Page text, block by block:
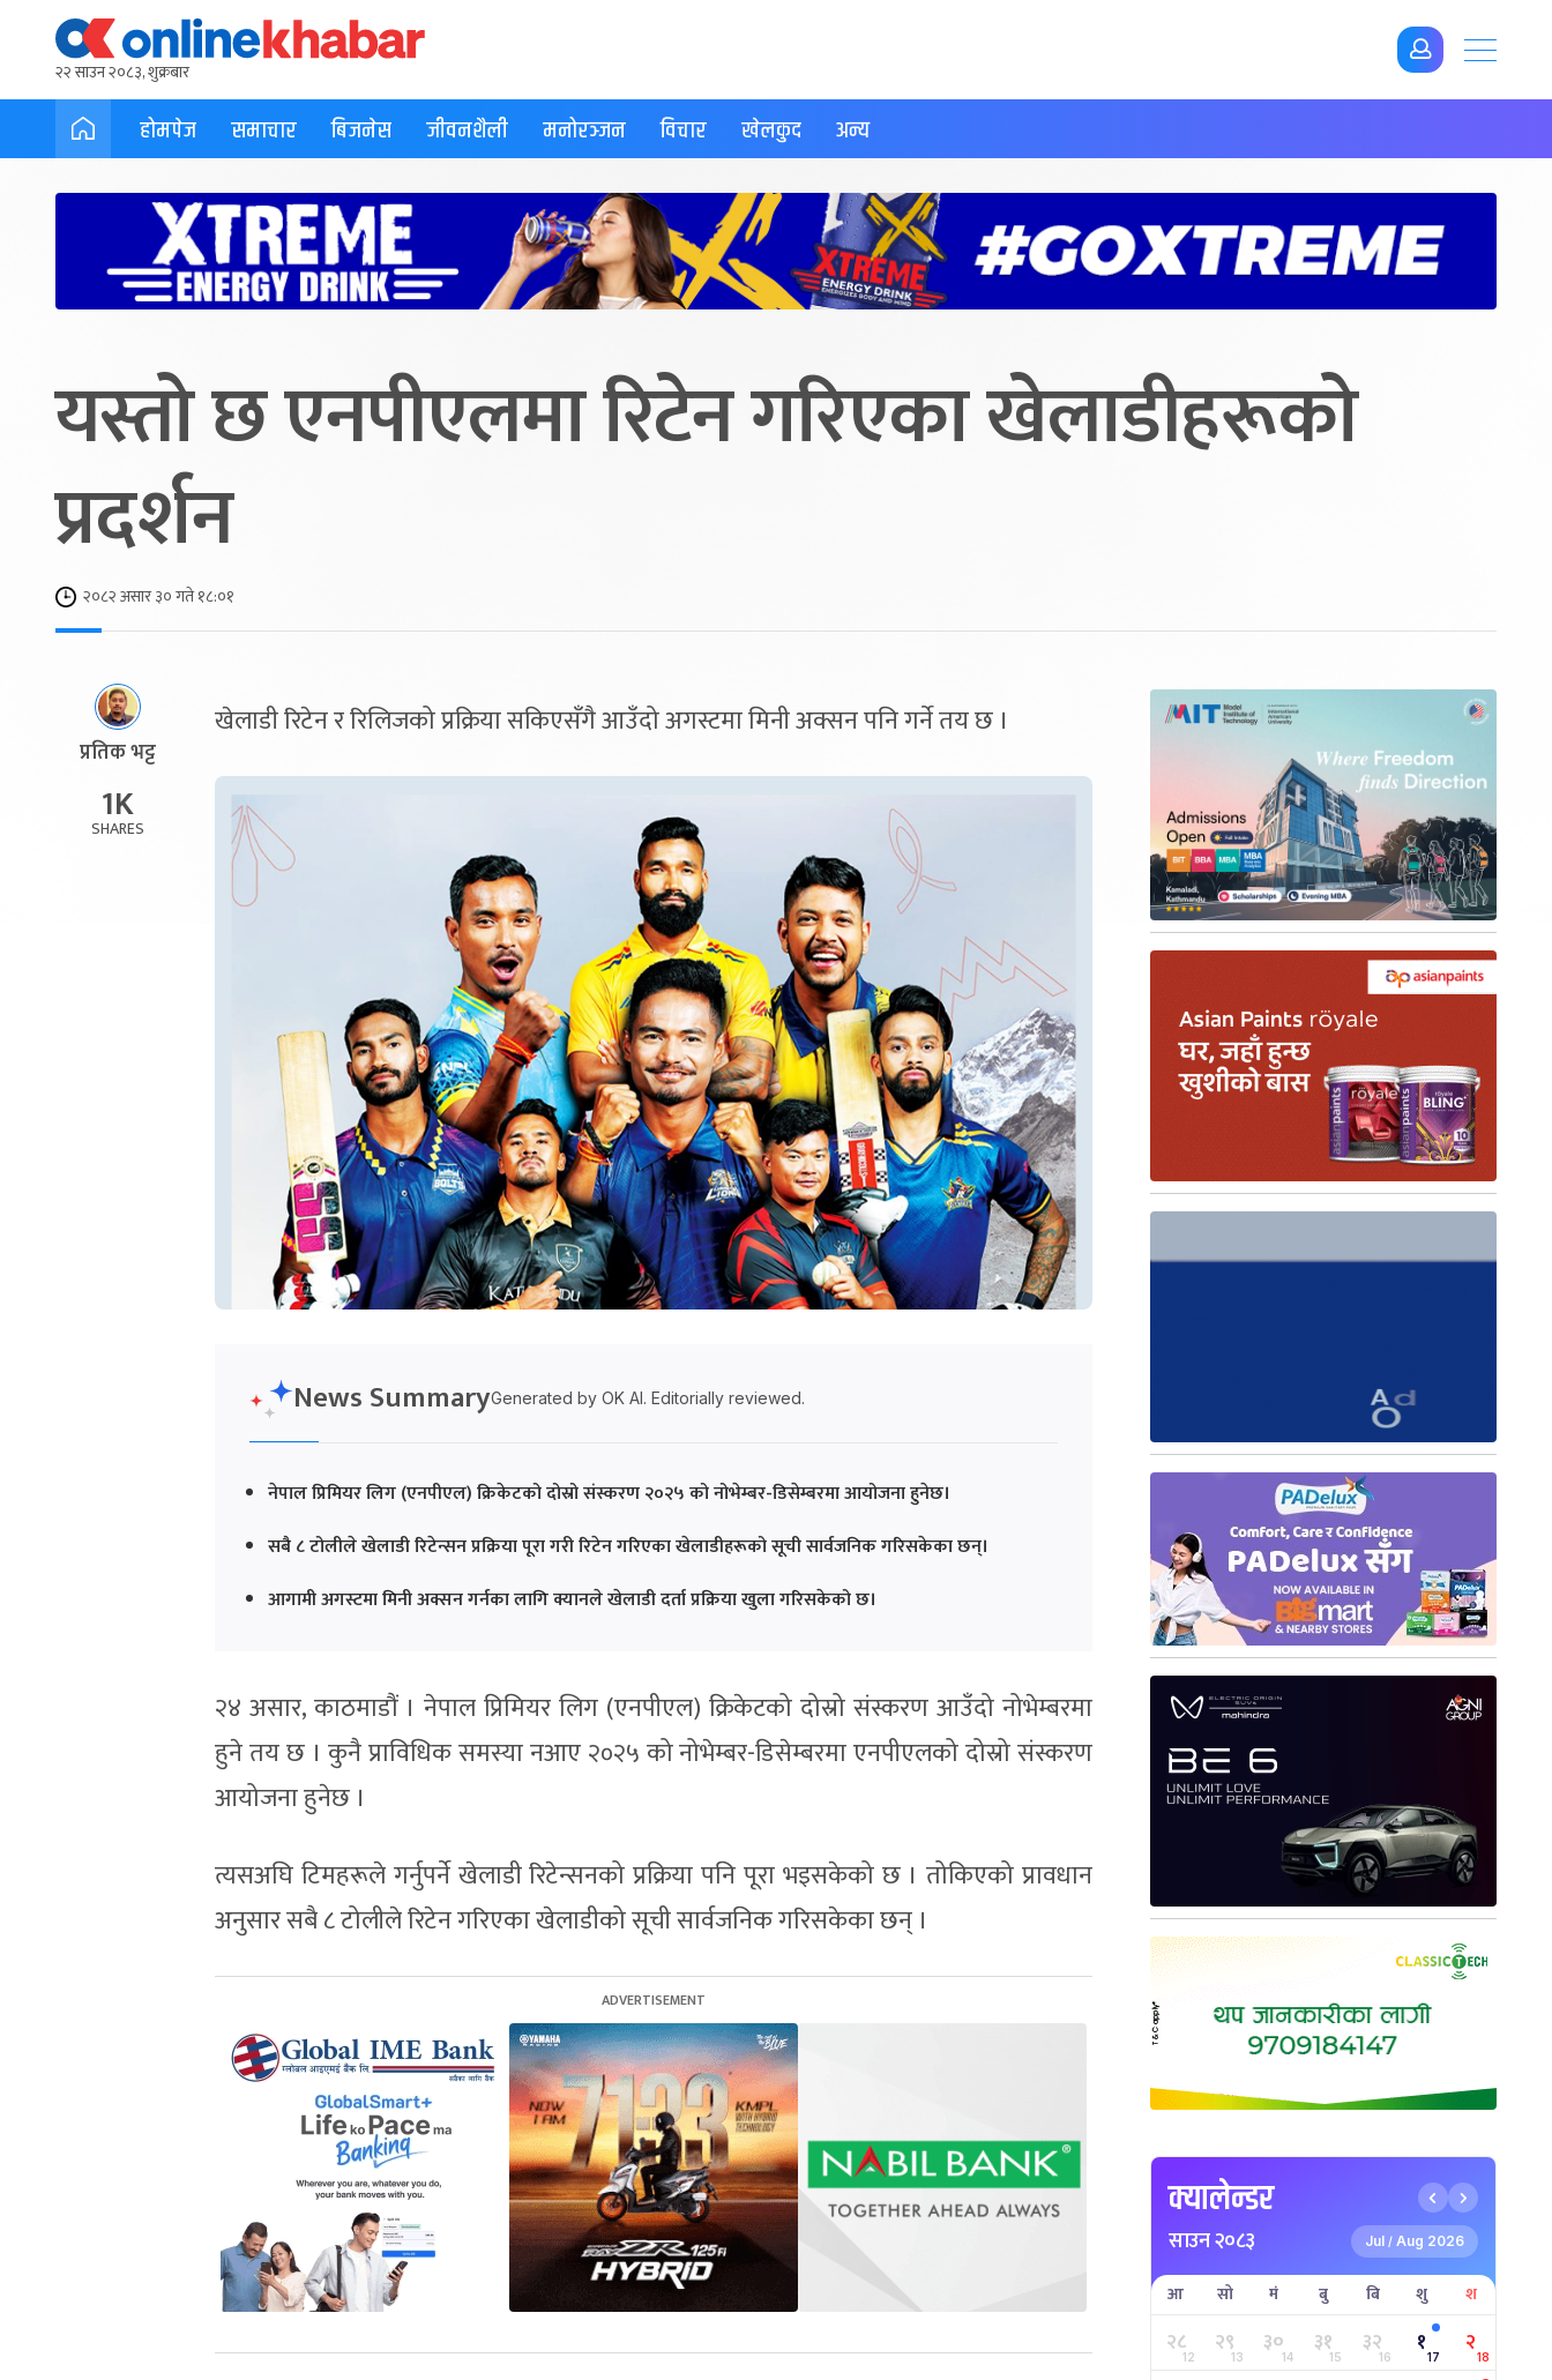
२२ साउन २०८३, शुक्रबार
होमपेज समाचार बिजनेस जीवनशैली मनोरञ्जन विचार खेलकुद अन्य
यस्तो छ एनपीएलमा रिटेन गरिएका खेलाडीहरूको
प्रदर्शन
२०८२ असार ३० गते १८:०१
प्रतिक भट्ट
1K
SHARES
खेलाडी रिटेन र रिलिजको प्रक्रिया सकिएसँगै आउँदो अगस्टमा मिनी अक्सन पनि गर्ने तय छ ।
News SummaryGenerated by OK AI. Editorially reviewed.
नेपाल प्रिमियर लिग (एनपीएल) क्रिकेटको दोस्रो संस्करण २०२५ को नोभेम्बर-डिसेम्बरमा आयोजना हुनेछ।
सबै ८ टोलीले खेलाडी रिटेन्सन प्रक्रिया पूरा गरी रिटेन गरिएका खेलाडीहरूको सूची सार्वजनिक गरिसकेका छन्।
आगामी अगस्टमा मिनी अक्सन गर्नका लागि क्यानले खेलाडी दर्ता प्रक्रिया खुला गरिसकेको छ।
२४ असार, काठमाडौं । नेपाल प्रिमियर लिग (एनपीएल) क्रिकेटको दोस्रो संस्करण आउँदो नोभेम्बरमा
हुने तय छ । कुनै प्राविधिक समस्या नआए २०२५ को नोभेम्बर-डिसेम्बरमा एनपीएलको दोस्रो संस्करण
आयोजना हुनेछ ।
त्यसअघि टिमहरूले गर्नुपर्ने खेलाडी रिटेन्सनको प्रक्रिया पनि पूरा भइसकेको छ । तोकिएको प्रावधान
अनुसार सबै ८ टोलीले रिटेन गरिएका खेलाडीको सूची सार्वजनिक गरिसकेका छन् ।
क्यालेन्डर
साउन २०८३ Jul / Aug 2026
आ सो मं बु बि शु श
२८12 २९13 ३०14 ३१15 ३२16 १17 २18